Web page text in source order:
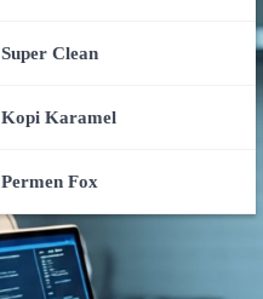
Super Clean
Kopi Karamel
Permen Fox